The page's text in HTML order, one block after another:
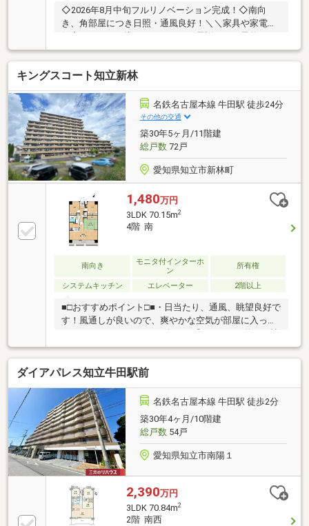
◇2026年8月中旬フルリノベーション完成！◇南向
き、角部屋につき日照・通風良好！＼＼家具や家電、
住宅ローンに組込めます／／▼お電話でのご予約、ご
質問・お問合せはこちらまで▼TEL：0120-09-
7549【通話無料】ニッカ不動産へ！～空家につき即日
のご案内も可能！～お気兼ねなくお問合せくださいま
せ。住宅ローンやリフォームのご相談も承ります！
【主なリノベーション内容】・システムキッチン、ユ
ニットバス、トイレ交換・洗面化粧台交換 ・建具交
換・クロス、フローリング貼替 ・クッションフロア
貼替・シューズボックス交換 ・給湯器交換 ・分電
盤交換・ハウスクリーニング他
キングスコート知立新林
名鉄名古屋本線 牛田駅 徒歩24分
その他の交通
築30年5ヶ月/11階建
総戸数72戸
愛知県知立市新林町
1,480万円
3LDK 70.15m2
4階 南
南向き
モニタ付インターホ
ン
所有権
システムキッチン エレベーター 2階以上
■□おすすめポイント□■・日当たり、通風、眺望良好で
す！風通しが良いので、爽やかな空気が部屋に入って
きます♪・リノベーション向き 「３LDK」・約16.0帖
の広々リビングで家族みんながゆったり寛げます♪・
小中学校が徒歩圏内にあり毎日の通学に負担がありま
せん。・コンビニは徒歩約2分、ドラッグストアまで
徒歩約5分と毎日のお買い物にも大変便利です♪・国道
23号線や衣浦豊田道路「新林」ICに近くお車での交通
アクセス良好な立地です！毎日の通勤や通学、お出掛
けにに大変便利です◎□【ご内覧・ご来店 ご希望の
お客様へ】□ご来店・ご案内可能です！ご希望のお日
にちをお気軽にご連絡ください♪
ダイアパレス知立牛田駅前
名鉄名古屋本線 牛田駅 徒歩2分
築30年4ヶ月/10階建
総戸数54戸
愛知県知立市南陽１
2,390万円
3LDK 70.84m2
2階 南西